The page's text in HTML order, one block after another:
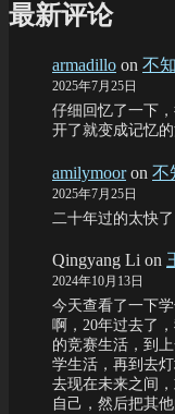
最新评论
armadillo on 不
2025年7月25日
仔细回忆了一下
开了就变成记忆的
amilymooron 不
2025年7月25日
二十年过的太快
Qingyang Li on
2024年10月13日
今天查看了一下
啊，20年过去了
的竞赛生活，到
学生活，再到去
去现在未来之间
自己，然后把其